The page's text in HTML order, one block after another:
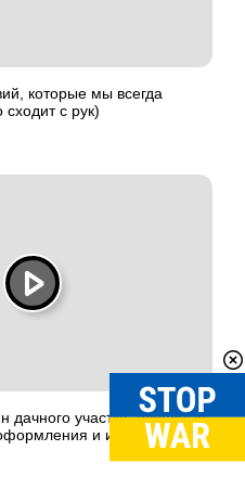
которые мы всегда
с рук)
участка: основные
и интересные